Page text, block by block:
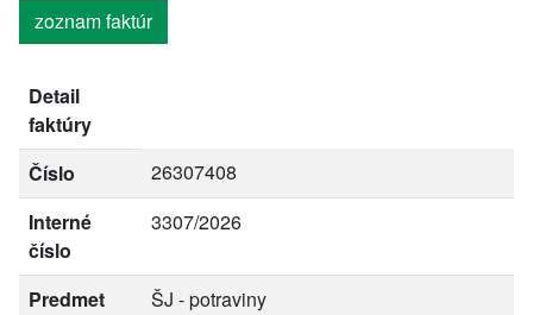
zoznam faktúr
Detail
faktúry
Číslo
26307408
Interné
číslo
3307/2026
Predmet
ŠJ - potraviny